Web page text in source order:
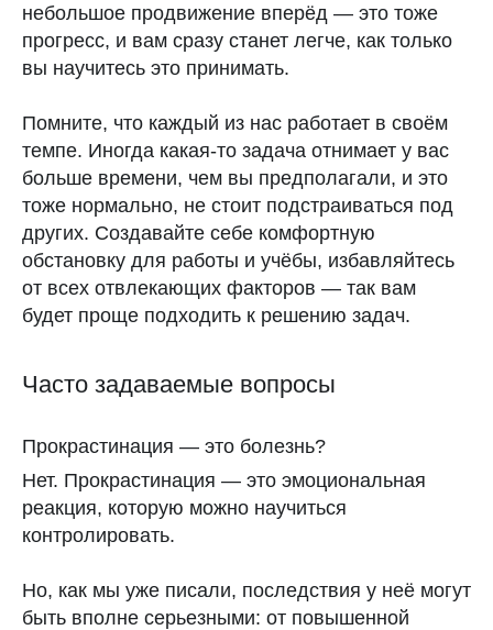
небольшое продвижение вперёд — это тоже
прогресс, и вам сразу станет легче, как только
вы научитесь это принимать.
Помните, что каждый из нас работает в своём
темпе. Иногда какая-то задача отнимает у вас
больше времени, чем вы предполагали, и это
тоже нормально, не стоит подстраиваться под
других. Создавайте себе комфортную
обстановку для работы и учёбы, избавляйтесь
от всех отвлекающих факторов — так вам
будет проще подходить к решению задач.
Часто задаваемые вопросы
Прокрастинация — это болезнь?
Нет. Прокрастинация — это эмоциональная
реакция, которую можно научиться
контролировать.
Но, как мы уже писали, последствия у неё могут
быть вполне серьезными: от повышенной
12+
Пользовательское соглашение
Политика конфиденциальности
Поддержка